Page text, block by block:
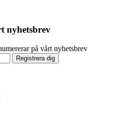
nyhetsbrev
på vårt nyhetsbrev
Registrera dig